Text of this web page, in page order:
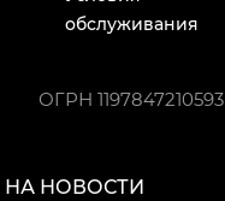
обслуживания
ОГРН 1197847210593
НА НОВОСТИ